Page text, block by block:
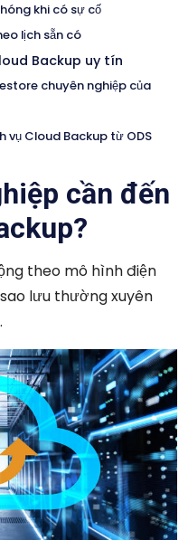
khi có sự cố
lịch sẵn có
Backup uy tín
chuyên nghiệp của
vụ Cloud Backup từ ODS
cần đến
theo mô hình điện
lưu thường xuyên